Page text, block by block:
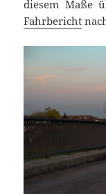
diesem Maße
Fahrbericht